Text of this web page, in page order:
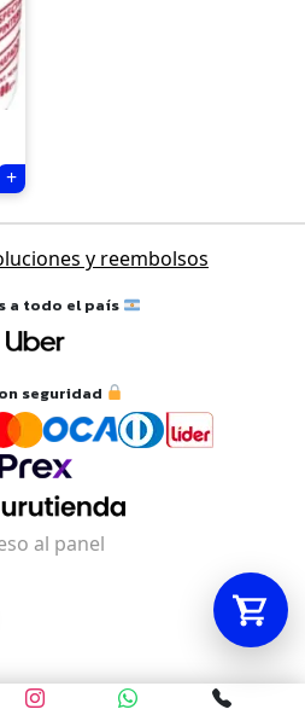
y reembolsos
a todo el país
seguridad
al panel
está vacío.